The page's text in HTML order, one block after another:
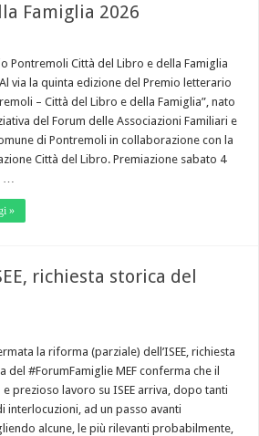
Famiglia 2026
Pontremoli Città del Libro e della Famiglia
via la quinta edizione del Premio letterario
– Città del Libro e della Famiglia”, nato
del Forum delle Associazioni Familiari e
di Pontremoli in collaborazione con la
Città del Libro. Premiazione sabato 4
…
»
richiesta storica del
la riforma (parziale) dell’ISEE, richiesta
del #ForumFamiglie MEF conferma che il
e prezioso lavoro su ISEE arriva, dopo tanti
interlocuzioni, ad un passo avanti
alcune, le più rilevanti probabilmente,